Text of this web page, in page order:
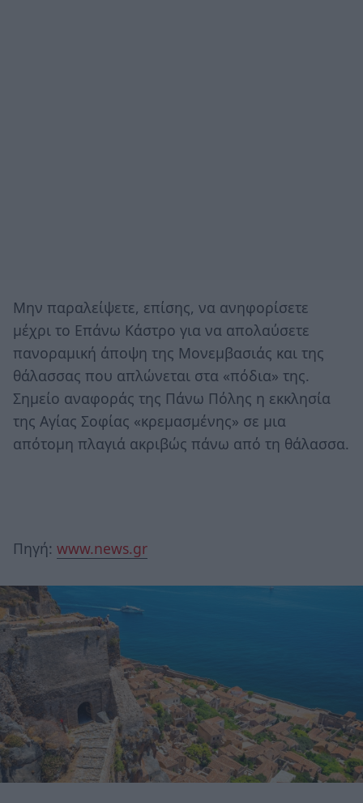
Μην παραλείψετε, επίσης, να ανηφορίσετε
μέχρι το Επάνω Κάστρο για να απολαύσετε
πανοραμική άποψη της Μονεμβασιάς και της
θάλασσας που απλώνεται στα «πόδια» της.
Σημείο αναφοράς της Πάνω Πόλης η εκκλησία
της Αγίας Σοφίας «κρεμασμένης» σε μια
απότομη πλαγιά ακριβώς πάνω από τη θάλασσα.
Πηγή: www.news.gr